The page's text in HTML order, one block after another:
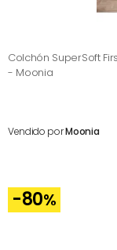
Colchón SuperSoft
- Moonia
Vendido porMoonia
-80%